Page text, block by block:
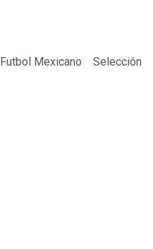
Futbol Mexicano Selección